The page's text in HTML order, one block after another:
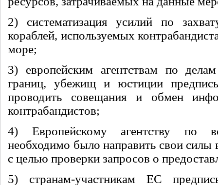
2) систематизация усилий по
кораблей, используемых
море;
3) европейским агентствам по
границ, убежищ и юстиции
проводить совещания и обмен
контрабандистов;
4) Европейскому агентству по
необходимо было направить свои
с целью проверки запросов о
5) странам-участникам ЕС